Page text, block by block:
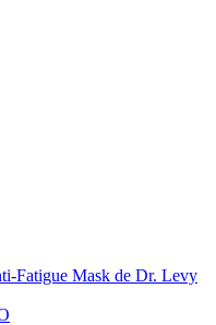
Fatigue Mask de Dr. Levy